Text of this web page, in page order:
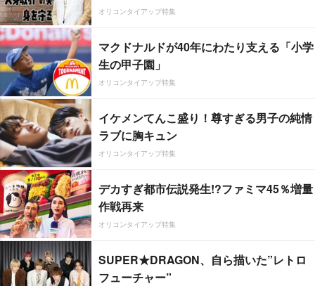
オリコンタイアップ特集
マクドナルドが40年にわたり支える「小学
生の甲子園」
オリコンタイアップ特集
イケメンてんこ盛り！尊すぎる男子の純情
ラブに胸キュン
オリコンタイアップ特集
デカすぎ都市伝説発生!?ファミマ45％増量
作戦再来
オリコンタイアップ特集
SUPER★DRAGON、自ら描いた”レトロ
フューチャー”